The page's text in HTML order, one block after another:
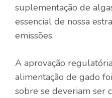
suplementação de
essencial de nossa
emissões.
A aprovação
alimentação de gado
sobre se deveriam ser